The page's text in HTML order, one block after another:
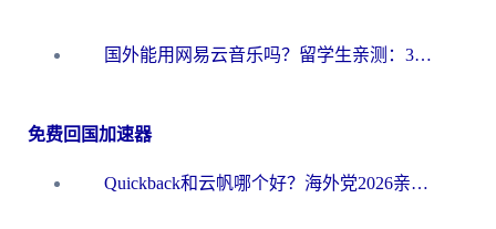
国外能用网易云音乐吗？留学生亲测：3步解决海外听歌难题
免费回国加速器
Quickback和云帆哪个好？海外党2026亲测指南：选对加速器大陆工具，无缝刷国内剧玩国服